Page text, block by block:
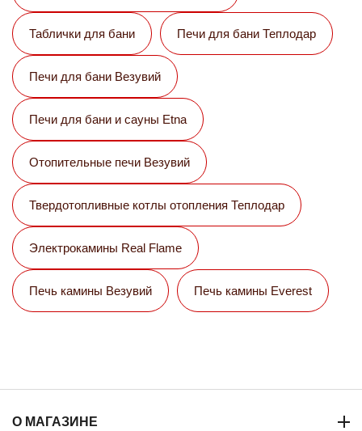
Таблички для бани Печи для бани Теплодар
Печи для бани Везувий
Печи для бани и сауны Etna
Отопительные печи Везувий
Твердотопливные котлы отопления Теплодар
Электрокамины Real Flame
Печь камины Везувий Печь камины Everest
О МАГАЗИНЕ